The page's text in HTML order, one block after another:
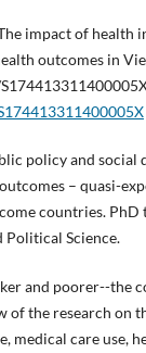
impact of health
outcomes in
policy and social
– quasi-
countries. PhD
Political Science.
and poorer--the
of the research on
medical care use,